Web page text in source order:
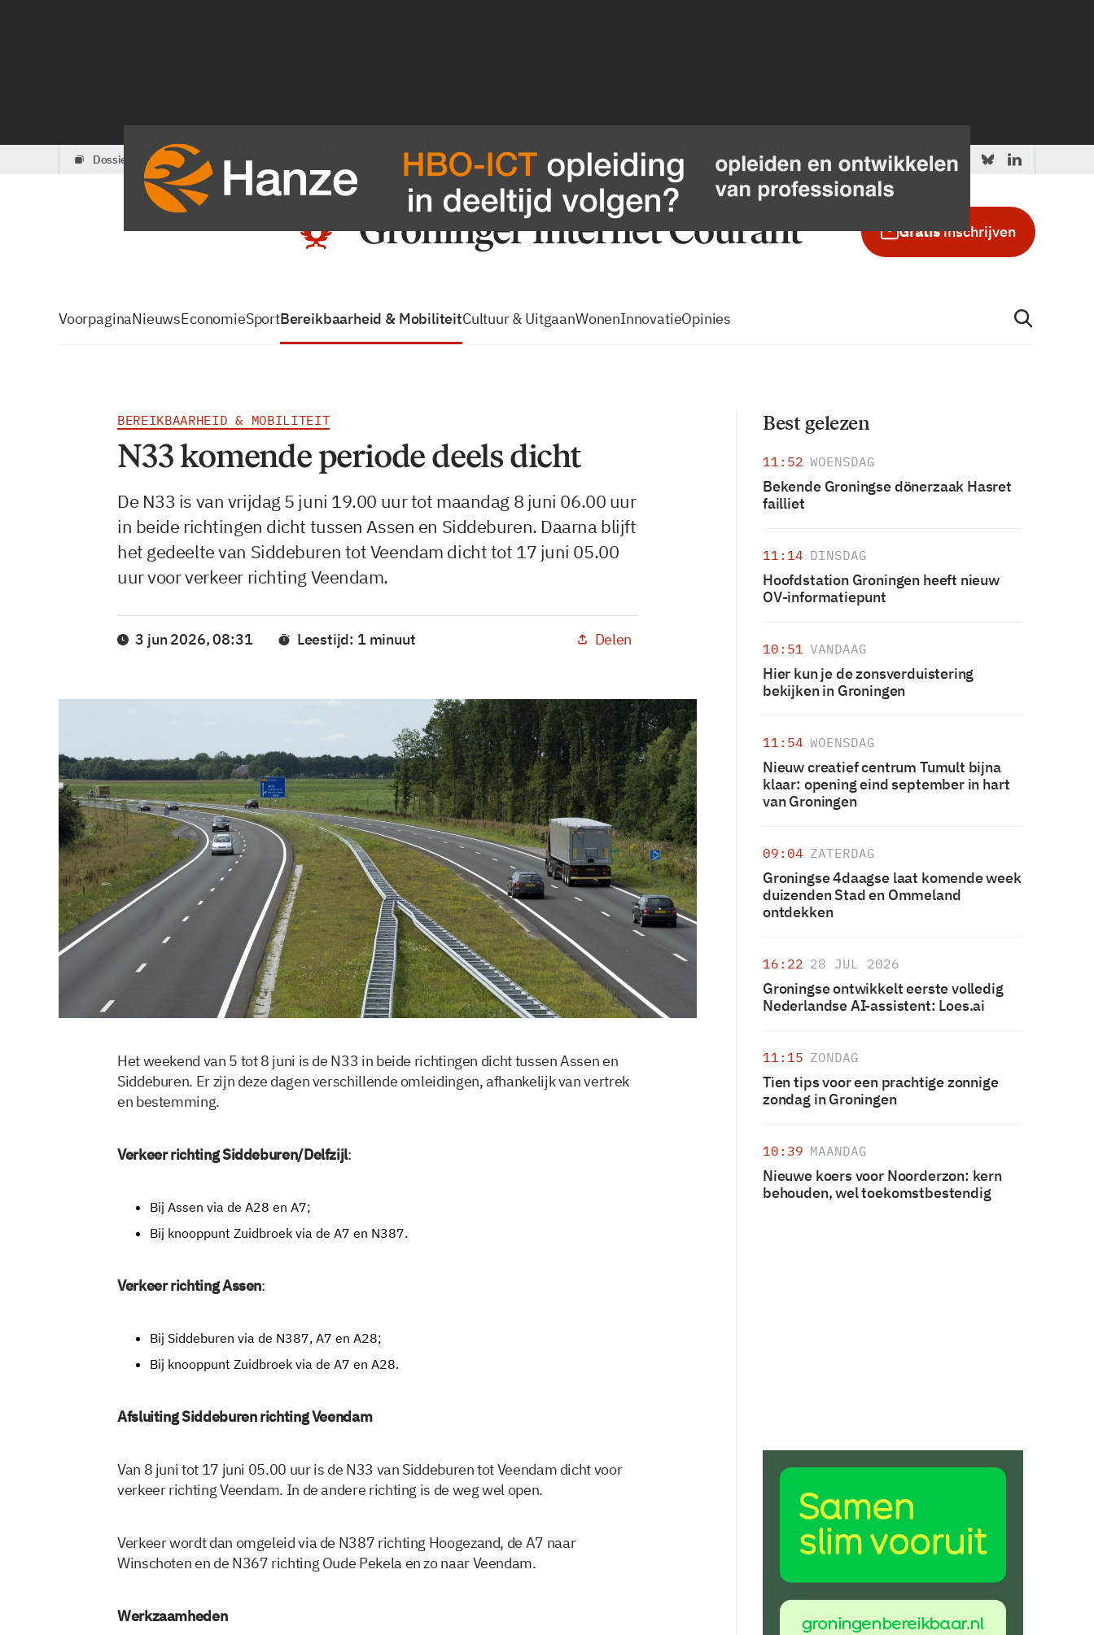
dossiers partners vacatures zo volg je de GIC Tip de redactie Adverteren in de GIC
Gratisinschrijven
VoorpaginaNieuwsEconomieSportBereikbaarheid & MobiliteitCultuur & UitgaanWonenInnovatieOpinies
BEREIKBAARHEID & MOBILITEIT
N33 komende periode deels dicht
De N33 is van vrijdag 5 juni 19.00 uur tot maandag 8 juni 06.00 uur
in beide richtingen dicht tussen Assen en Siddeburen. Daarna blijft
het gedeelte van Siddeburen tot Veendam dicht tot 17 juni 05.00
uur voor verkeer richting Veendam.
3 jun 2026, 08:31 Leestijd: 1 minuut Delen
Het weekend van 5 tot 8 juni is de N33 in beide richtingen dicht tussen Assen en
Siddeburen. Er zijn deze dagen verschillende omleidingen, afhankelijk van vertrek
en bestemming.
Verkeer richting Siddeburen/Delfzijl:
Bij Assen via de A28 en A7;
Bij knooppunt Zuidbroek via de A7 en N387.
Verkeer richting Assen:
Bij Siddeburen via de N387, A7 en A28;
Bij knooppunt Zuidbroek via de A7 en A28.
Afsluiting Siddeburen richting Veendam
Van 8 juni tot 17 juni 05.00 uur is de N33 van Siddeburen tot Veendam dicht voor
verkeer richting Veendam. In de andere richting is de weg wel open.
Verkeer wordt dan omgeleid via de N387 richting Hoogezand, de A7 naar
Winschoten en de N367 richting Oude Pekela en zo naar Veendam.
Werkzaamheden
Best gelezen
11:52 WOENSDAG
Bekende Groningse dönerzaak Hasret
failliet
11:14 DINSDAG
Hoofdstation Groningen heeft nieuw
OV-informatiepunt
10:51 VANDAAG
Hier kun je de zonsverduistering
bekijken in Groningen
11:54 WOENSDAG
Nieuw creatief centrum Tumult bijna
klaar: opening eind september in hart
van Groningen
09:04 ZATERDAG
Groningse 4daagse laat komende week
duizenden Stad en Ommeland
ontdekken
16:22 28 JUL 2026
Groningse ontwikkelt eerste volledig
Nederlandse AI-assistent: Loes.ai
11:15 ZONDAG
Tien tips voor een prachtige zonnige
zondag in Groningen
10:39 MAANDAG
Nieuwe koers voor Noorderzon: kern
behouden, wel toekomstbestendig